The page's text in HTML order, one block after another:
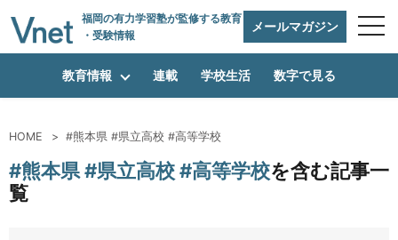
福岡の有力学習塾が監修する教育
・受験情報
メールマガジン
編集方針
教育情報 連載 学校生活 数字で見る
HOME #熊本県 #県立高校 #高等学校
#熊本県 #県立高校 #高等学校を含む記事一
覧